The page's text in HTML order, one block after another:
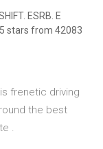
ESRB. E
stars from 42083
frenetic driving
the best
.